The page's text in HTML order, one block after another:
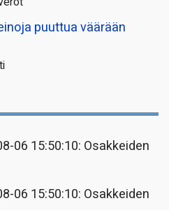
puuttua väärään
06 15:50:10: Osakkeiden
06 15:50:10: Osakkeiden